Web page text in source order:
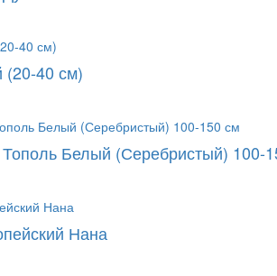
(20-40 см)
Белый (Серебристый) 100-
Нана